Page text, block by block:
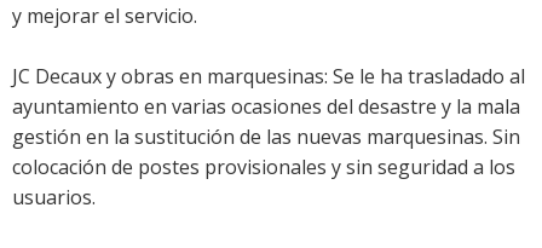
y mejorar el servicio.
JC Decaux y obras en marquesinas: Se le ha trasladado al
ayuntamiento en varias ocasiones del desastre y la mala
gestión en la sustitución de las nuevas marquesinas. Sin
colocación de postes provisionales y sin seguridad a los
usuarios.